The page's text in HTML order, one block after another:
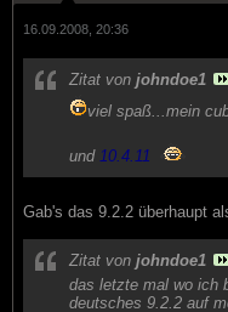
16.09.2008, 20:36
Zitat von johndoe1
viel spaß...mein
und 10.4.11
Gab's das 9.2.2 überhaupt
Zitat von johndoe1
das letzte mal wo ich
deutsches 9.2.2 auf